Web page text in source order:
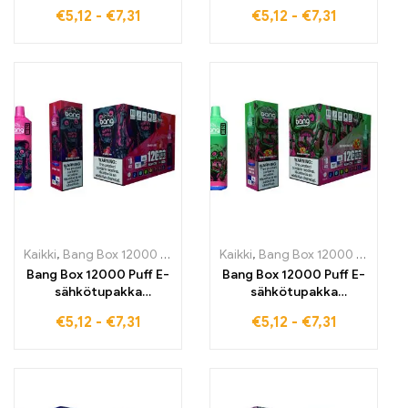
kertakäyttöiset
täydellinen
hedelmäisen
raikkaaseen
höyrystämiseen
jokaisessa tilanteessa
€5,12 - €7,31
kertakäyttöiset
pitkäkestoiseen
höyrystämiseen
jokaisessa tilanteessa
€5,12 - €7,31
Kaikki, Bang Box 12000 Puffs kertakäyttöiset E-savut,
Bang Box 12000 Puff E-
sähkötupakka
kertakäyttöiset
€5,12 - €7,31
Kaikki, Bang Box 12000 Puffs
Bang Box 12000 Puff E-
sähkötupakka
kertakäyttöiset
€5,12 - €7,31